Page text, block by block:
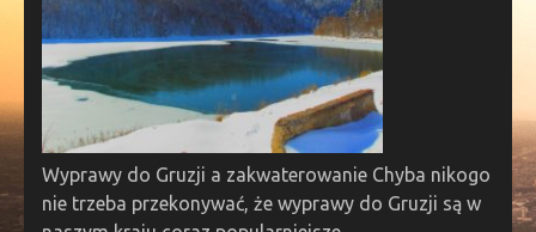
Wyprawy do Gruzji a zakwaterowanie Chyba nikogo
nie trzeba przekonywać, że wyprawy do Gruzji są w